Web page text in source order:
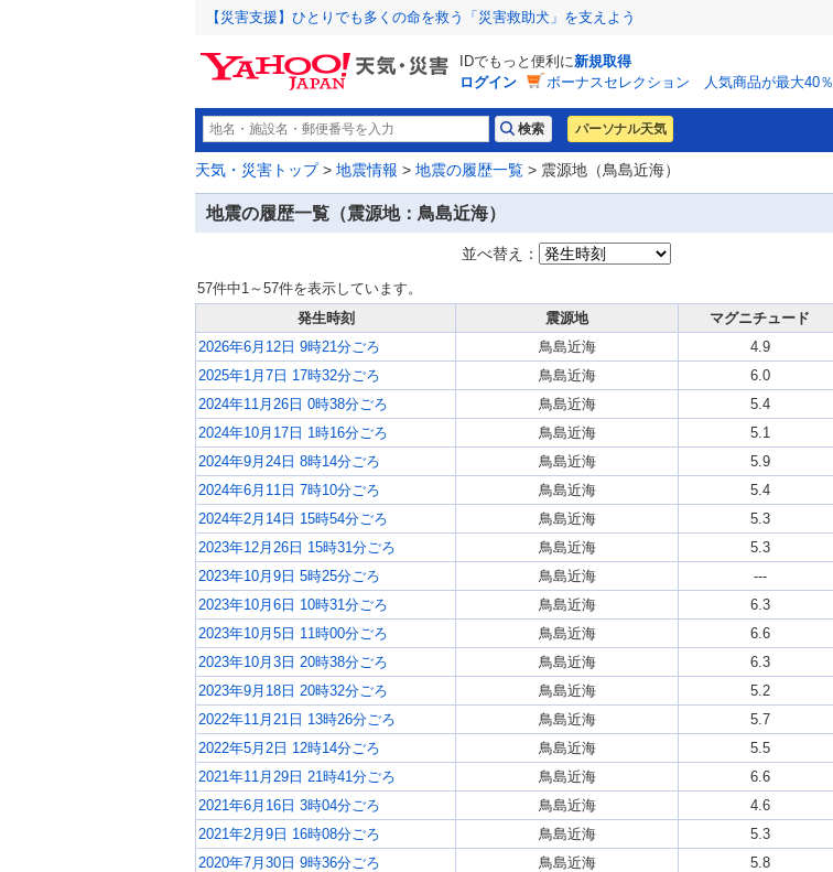
【災害支援】ひとりでも多くの命を救う「災害救助犬」を支えよう
IDでもっと便利に新規取得
ログイン
ボーナスセレクション 人気商品が最大40％
パーソナル天気
天気・災害トップ> 地震情報 > 地震の履歴一覧 > 震源地（鳥島近海）
地震の履歴一覧（震源地：鳥島近海）
並べ替え：
57件中1～57件を表示しています。
発生時刻
震源地 マグニチュード
2026年6月12日 9時21分ごろ
鳥島近海 4.9
2025年1月7日 17時32分ごろ
鳥島近海 6.0
2024年11月26日 0時38分ごろ
鳥島近海 5.4
2024年10月17日 1時16分ごろ
鳥島近海 5.1
2024年9月24日 8時14分ごろ
鳥島近海 5.9
2024年6月11日 7時10分ごろ
鳥島近海 5.4
2024年2月14日 15時54分ごろ
鳥島近海 5.3
2023年12月26日 15時31分ごろ
鳥島近海 5.3
2023年10月9日 5時25分ごろ
鳥島近海 ---
2023年10月6日 10時31分ごろ
鳥島近海 6.3
2023年10月5日 11時00分ごろ
鳥島近海 6.6
2023年10月3日 20時38分ごろ
鳥島近海 6.3
2023年9月18日 20時32分ごろ
鳥島近海 5.2
2022年11月21日 13時26分ごろ
鳥島近海 5.7
2022年5月2日 12時14分ごろ
鳥島近海 5.5
2021年11月29日 21時41分ごろ
鳥島近海 6.6
2021年6月16日 3時04分ごろ
鳥島近海 4.6
2021年2月9日 16時08分ごろ
鳥島近海 5.3
2020年7月30日 9時36分ごろ
鳥島近海 5.8